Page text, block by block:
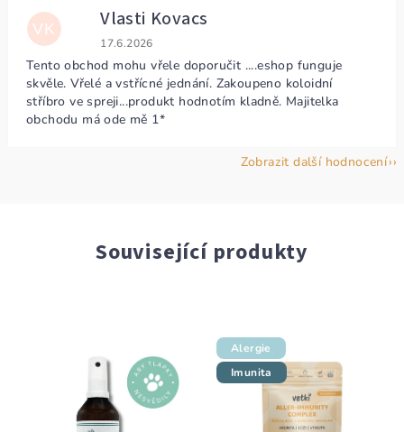
VK Vlasti Kovacs
Hodnocení obchodu je 5 z 5 hvězdiček.
17.6.2026
Tento obchod mohu vřele doporučit ....eshop funguje
skvěle. Vřelé a vstřícné jednání. Zakoupeno koloidní
stříbro ve spreji...produkt hodnotím kladně. Majitelka
obchodu má ode mě 1*
Zobrazit další hodnocení
Související produkty
Alergie
Imunita